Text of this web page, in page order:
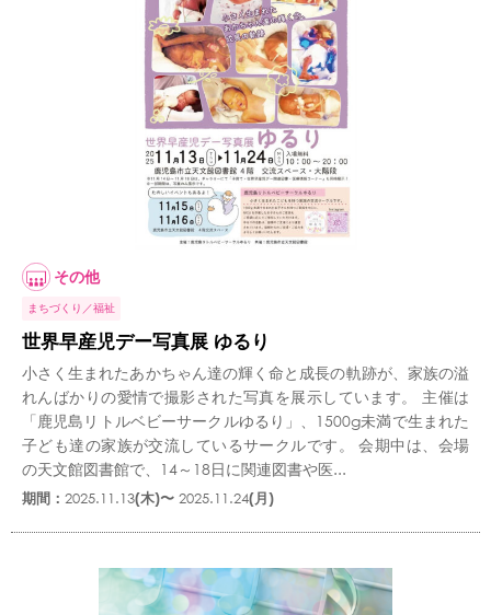
その他
まちづくり 福祉
世界早産児デー写真展 ゆるり
小さく生まれたあかちゃん達の輝く命と成長の軌跡が、家族の溢
れんばかりの愛情で撮影された写真を展示しています。 主催は
「鹿児島リトルベビーサークルゆるり」、1500g未満で生まれた
子ども達の家族が交流しているサークルです。 会期中は、会場
の天文館図書館で、14～18日に関連図書や医...
期間： 2025.11.13(木)〜 2025.11.24(月)